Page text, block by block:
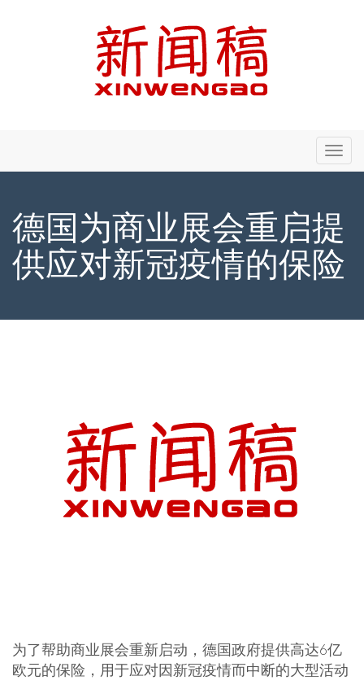
Menu
德国为商业展会重启提
供应对新冠疫情的保险
为了帮助商业展会重新启动，德国政府提供高达6亿
欧元的保险，用于应对因新冠疫情而中断的大型活动